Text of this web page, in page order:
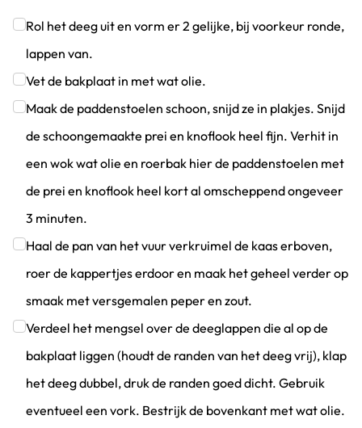
Rol het deeg uit en vorm er 2 gelijke, bij voorkeur ronde,
lappen van.
Klik om dit selectievakje aan te vinken
Vet de bakplaat in met wat olie.
Klik om dit selectievakje aan te vinken
Maak de paddenstoelen schoon, snijd ze in plakjes. Snijd
de schoongemaakte prei en knoflook heel fijn. Verhit in
een wok wat olie en roerbak hier de paddenstoelen met
de prei en knoflook heel kort al omscheppend ongeveer
3 minuten.
Klik om dit selectievakje aan te vinken
Haal de pan van het vuur verkruimel de kaas erboven,
roer de kappertjes erdoor en maak het geheel verder op
smaak met versgemalen peper en zout.
Klik om dit selectievakje aan te vinken
Verdeel het mengsel over de deeglappen die al op de
bakplaat liggen (houdt de randen van het deeg vrij), klap
het deeg dubbel, druk de randen goed dicht. Gebruik
eventueel een vork. Bestrijk de bovenkant met wat olie.